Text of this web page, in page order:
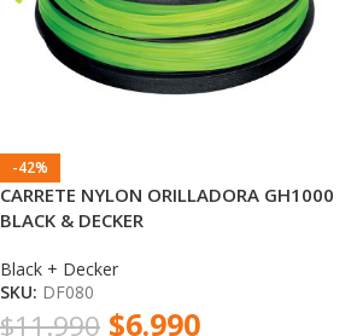
-42%
CARRETE NYLON ORILLADORA GH1000
BLACK & DECKER
Black + Decker
SKU: DF080
$11.990 $6.990